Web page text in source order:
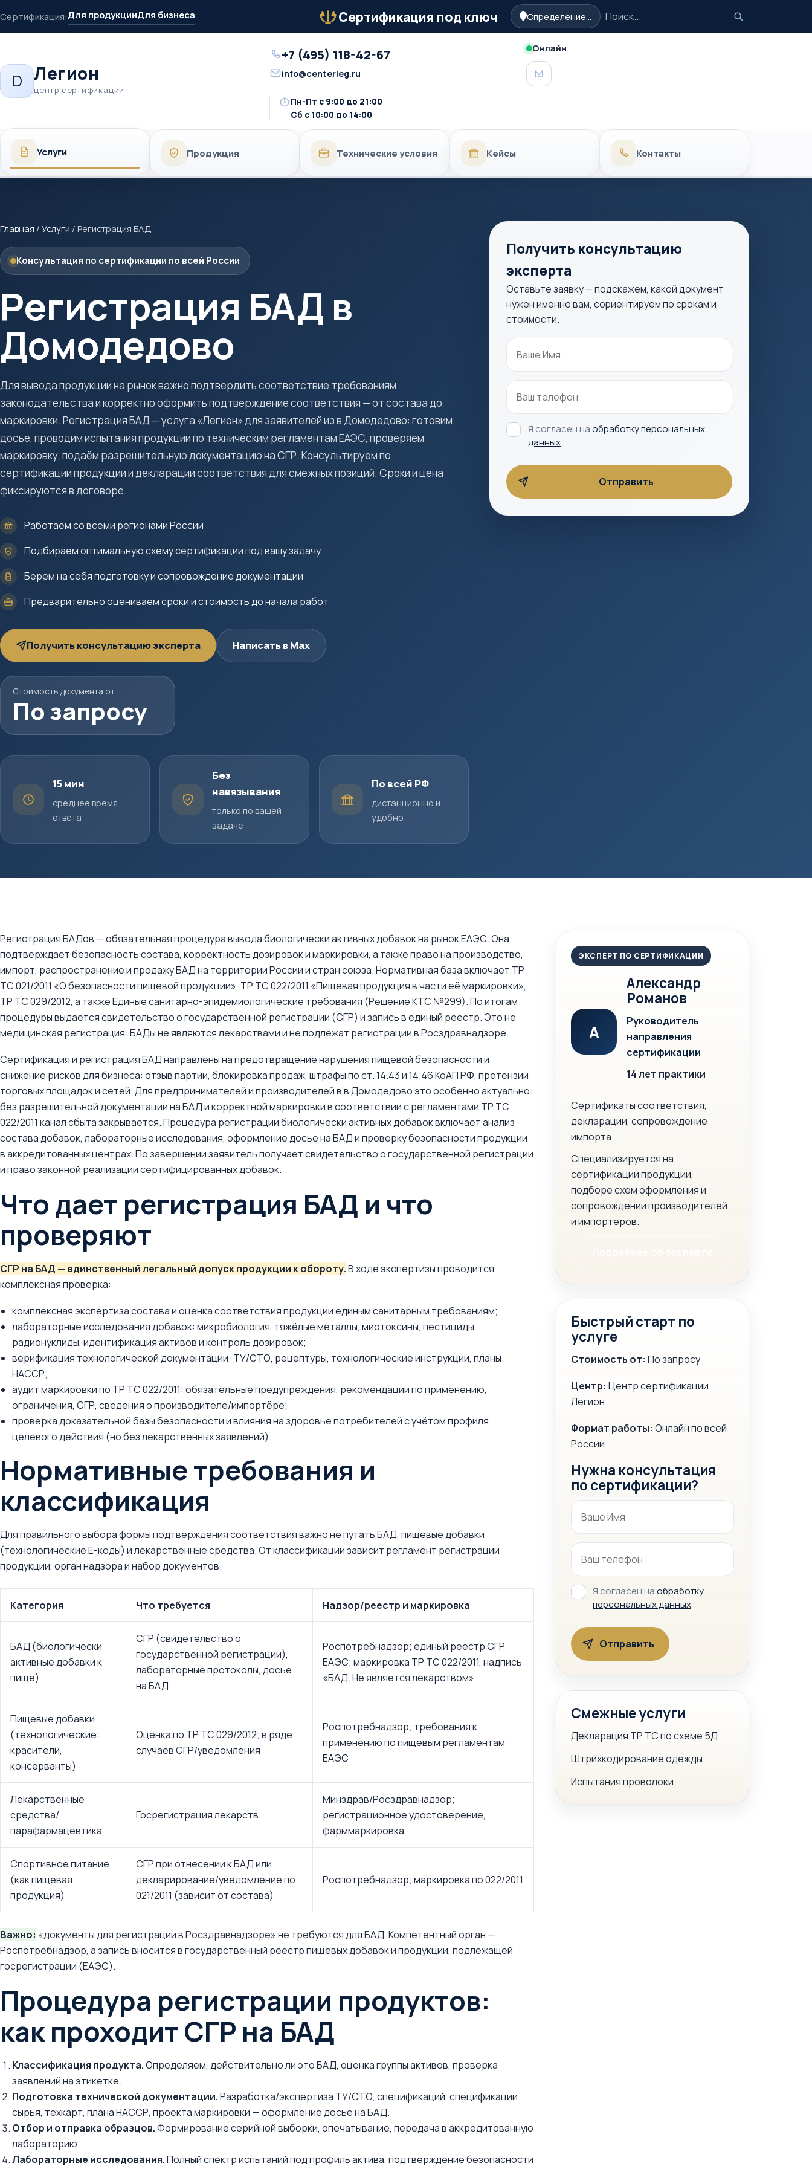
Сертификация:Для продукцииДля бизнеса
Бейдж
Сертификация под ключ Определение... Поиск
Поиск
D Легион
центр сертификации
Телефон
+7 (495) 118-42-67
Email
info@centerleg.ru
Онлайн
MAX
Время
работы
Пн-Пт с 9:00 до 21:00
Сб с 10:00 до 14:00
Услуги Продукция Технические условия Кейсы Контакты
Главная / Услуги / Регистрация БАД
Консультация по сертификации по всей России
Регистрация БАД в
Домодедово
Для вывода продукции на рынок важно подтвердить соответствие требованиям
законодательства и корректно оформить подтверждение соответствия — от состава до
маркировки. Регистрация БАД — услуга «Легион» для заявителей из в Домодедово: готовим
досье, проводим испытания продукции по техническим регламентам ЕАЭС, проверяем
маркировку, подаём разрешительную документацию на СГР. Консультируем по
сертификации продукции и декларации соответствия для смежных позиций. Сроки и цена
фиксируются в договоре.
Работаем со всеми регионами России
Подбираем оптимальную схему сертификации под вашу задачу
Берем на себя подготовку и сопровождение документации
Предварительно оцениваем сроки и стоимость до начала работ
Получить консультацию эксперта Написать в Max
Стоимость документа от
По запросу
15 мин
среднее время
ответа
Без
навязывания
только по вашей
задаче
По всей РФ
дистанционно и
удобно
Получить консультацию
эксперта
Оставьте заявку — подскажем, какой документ
нужен именно вам, сориентируем по срокам и
стоимости.
Я согласен наобработку персональных
данных
Регистрация БАДов — обязательная процедура вывода биологически активных добавок на рынок ЕАЭС. Она
подтверждает безопасность состава, корректность дозировок и маркировки, а также право на производство,
импорт, распространение и продажу БАД на территории России и стран союза. Нормативная база включает ТР
ТС 021/2011 «О безопасности пищевой продукции», ТР ТС 022/2011 «Пищевая продукция в части её маркировки»,
ТР ТС 029/2012, а также Единые санитарно-эпидемиологические требования (Решение КТС №299). По итогам
процедуры выдается свидетельство о государственной регистрации (СГР) и запись в единый реестр. Это не
медицинская регистрация: БАДы не являются лекарствами и не подлежат регистрации в Росздравнадзоре.
Сертификация и регистрация БАД направлены на предотвращение нарушения пищевой безопасности и
снижение рисков для бизнеса: отзыв партии, блокировка продаж, штрафы по ст. 14.43 и 14.46 КоАП РФ, претензии
торговых площадок и сетей. Для предпринимателей и производителей в в Домодедово это особенно актуально:
без разрешительной документации на БАД и корректной маркировки в соответствии с регламентами ТР ТС
022/2011 канал сбыта закрывается. Процедура регистрации биологически активных добавок включает анализ
состава добавок, лабораторные исследования, оформление досье на БАД и проверку безопасности продукции
в аккредитованных центрах. По завершении заявитель получает свидетельство о государственной регистрации
и право законной реализации сертифицированных добавок.
Что дает регистрация БАД и что
проверяют
СГР на БАД — единственный легальный допуск продукции к обороту.В ходе экспертизы проводится
комплексная проверка:
комплексная экспертиза состава и оценка соответствия продукции единым санитарным требованиям;
лабораторные исследования добавок: микробиология, тяжёлые металлы, миотоксины, пестициды,
радионуклиды, идентификация активов и контроль дозировок;
верификация технологической документации: ТУ/СТО, рецептуры, технологические инструкции, планы
НАССР;
аудит маркировки по ТР ТС 022/2011: обязательные предупреждения, рекомендации по применению,
ограничения, СГР, сведения о производителе/импортёре;
проверка доказательной базы безопасности и влияния на здоровье потребителей с учётом профиля
целевого действия (но без лекарственных заявлений).
Нормативные требования и
классификация
Для правильного выбора формы подтверждения соответствия важно не путать БАД, пищевые добавки
(технологические E-коды) и лекарственные средства. От классификации зависит регламент регистрации
продукции, орган надзора и набор документов.
Категория Что требуется Надзор/реестр и маркировка
БАД (биологически
активные добавки к
пище)
СГР (свидетельство о
государственной регистрации),
лабораторные протоколы, досье
на БАД
Роспотребнадзор; единый реестр СГР
ЕАЭС; маркировка ТР ТС 022/2011, надпись
«БАД. Не является лекарством»
Пищевые добавки
(технологические:
красители,
консерванты)
Оценка по ТР ТС 029/2012; в ряде
случаев СГР/уведомления
Роспотребнадзор; требования к
применению по пищевым регламентам
ЕАЭС
Лекарственные
средства/
парафармацевтика
Госрегистрация лекарств
Минздрав/Росздравнадзор;
регистрационное удостоверение,
фарммаркировка
Спортивное питание
(как пищевая
продукция)
СГР при отнесении к БАД или
декларирование/уведомление по
021/2011 (зависит от состава)
Роспотребнадзор; маркировка по 022/2011
Важно: «документы для регистрации в Росздравнадзоре» не требуются для БАД. Компетентный орган —
Роспотребнадзор, а запись вносится в государственный реестр пищевых добавок и продукции, подлежащей
госрегистрации (ЕАЭС).
Процедура регистрации продуктов:
как проходит СГР на БАД
Классификация продукта.Определяем, действительно ли это БАД, оценка группы активов, проверка
заявлений на этикетке.
Подготовка технической документации.Разработка/экспертиза ТУ/СТО, спецификаций, спецификации
сырья, техкарт, плана НАССР, проекта маркировки — оформление досье на БАД.
Отбор и отправка образцов.Формирование серийной выборки, опечатывание, передача в аккредитованную
лабораторию.
Лабораторные исследования.Полный спектр испытаний под профиль актива, подтверждение безопасности
ЭКСПЕРТ ПО СЕРТИФИКАЦИИ
А
Александр
Романов
Руководитель
направления
сертификации
14 лет практики
Сертификаты соответствия,
декларации, сопровождение
импорта
Специализируется на
сертификации продукции,
подборе схем оформления и
сопровождении производителей
и импортеров.
Быстрый старт по
услуге
Стоимость от: По запросу
Центр: Центр сертификации
Легион
Формат работы: Онлайн по всей
России
Нужна консультация
по сертификации?
Я согласен наобработку
персональных данных
Смежные услуги
Декларация ТР ТС по схеме 5Д
Штрихкодирование одежды
Испытания проволоки